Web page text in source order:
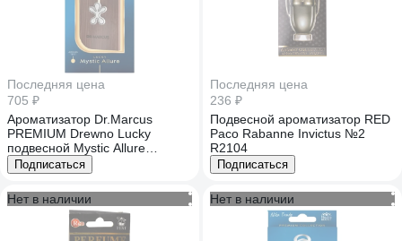
Последняя цена
705 ₽
Ароматизатор Dr.Marcus
PREMIUM Drewno Lucky
подвесной Mystic Allure
X393627246
Подписаться
Последняя цена
236 ₽
Подвесной ароматизатор RED
Paco Rabanne Invictus №2
R2104
Подписаться
Нет в наличии Нет в наличии